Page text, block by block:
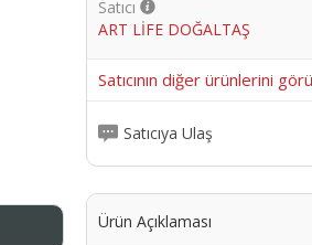
Satıcı
ART LİFE DOĞALTAŞ
Satıcının diğer ürünlerini
Satıcıya Ulaş
Ürün Açıklaması